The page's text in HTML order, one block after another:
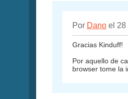
Por Dano el 28
Gracias Kinduff!
Por aquello de
browser tome la